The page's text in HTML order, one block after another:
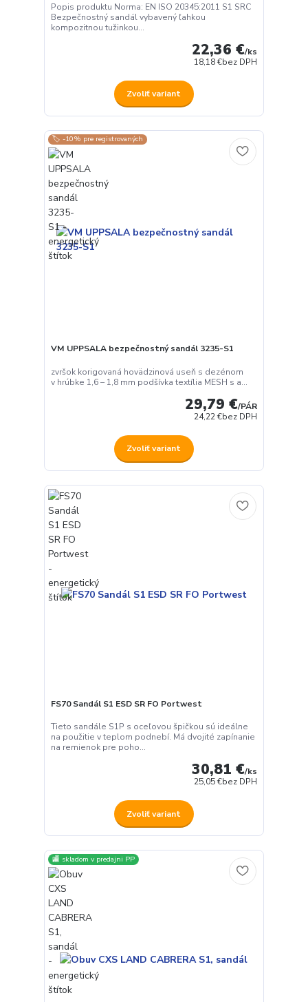
Popis produktu Norma: EN ISO 20345:2011 S1 SRC
Bezpečnostný sandál vybavený ľahkou
kompozitnou tužinkou...
22,36 €/ks
18,18 €bez DPH
Zvoliť variant
🏷️ -10% pre registrovaných
VM UPPSALA bezpečnostný sandál 3235-S1
zvršok korigovaná hovädzinová useň s dezénom
v hrúbke 1,6 – 1,8 mm podšívka textília MESH s a...
29,79 €/PÁR
24,22 €bez DPH
Zvoliť variant
FS70 Sandál S1 ESD SR FO Portwest
Tieto sandále S1P s oceľovou špičkou sú ideálne
na použitie v teplom podnebí. Má dvojité zapínanie
na remienok pre poho...
30,81 €/ks
25,05 €bez DPH
Zvoliť variant
🏬 skladom v predajni PP